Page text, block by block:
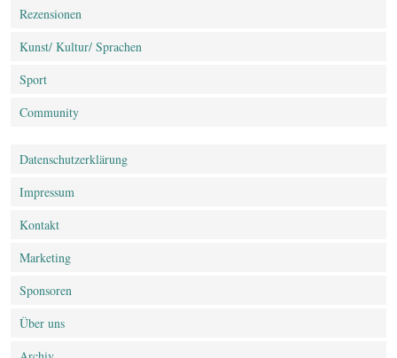
Rezensionen
Kunst/ Kultur/ Sprachen
Sport
Community
Datenschutz­erklärung
Impressum
Kontakt
Marketing
Sponsoren
Über uns